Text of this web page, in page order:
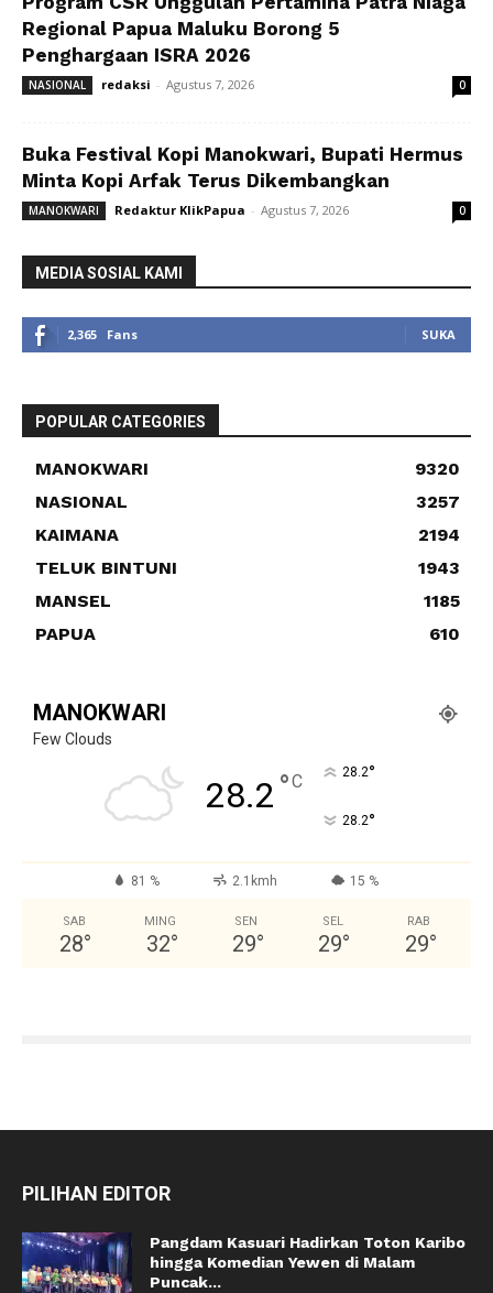
Regional Papua Maluku Borong 5
Penghargaan ISRA 2026
NASIONAL redaksi - Agustus 7, 2026 0
Buka Festival Kopi Manokwari, Bupati Hermus
Minta Kopi Arfak Terus Dikembangkan
MANOKWARI Redaktur KlikPapua - Agustus 7, 2026 0
MEDIA SOSIAL KAMI
2,365 Fans SUKA
POPULAR CATEGORIES
MANOKWARI
9320
NASIONAL
3257
KAIMANA
2194
TELUK BINTUNI
1943
MANSEL
1185
PAPUA
610
MANOKWARI
Few Clouds
28.2 °C 28.2°
28.2°
81 % 2.1kmh 15 %
SAB
28°
MING
32°
SEN
29°
SEL
29°
RAB
29°
PILIHAN EDITOR
Pangdam Kasuari Hadirkan Toton Karibo
hingga Komedian Yewen di Malam
Puncak...